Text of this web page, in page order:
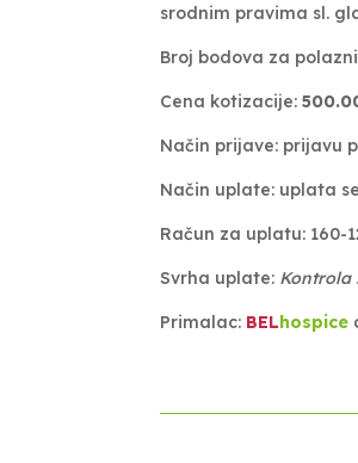
srodnim pravima sl.
Broj bodova za
Cena kotizacije:
Način prijave: prijavu
Način uplate: uplata
Račun za uplatu: 160-
Svrha uplate: Kontrola
Primalac: BELhospice